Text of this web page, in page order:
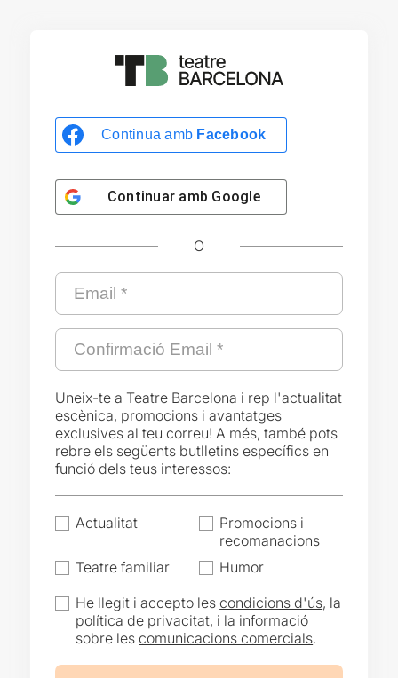
Continua amb Facebook
Continuar amb Google
O
Uneix-te a Teatre Barcelona i rep l'actualitat
escènica, promocions i avantatges
exclusives al teu correu! A més, també pots
rebre els següents butlletins específics en
funció dels teus interessos:
Actualitat
Promocions i
recomanacions
Teatre familiar
Humor
He llegit i accepto lescondicions d'ús, la
política de privacitat, i la informació
sobre lescomunicacions comercials.